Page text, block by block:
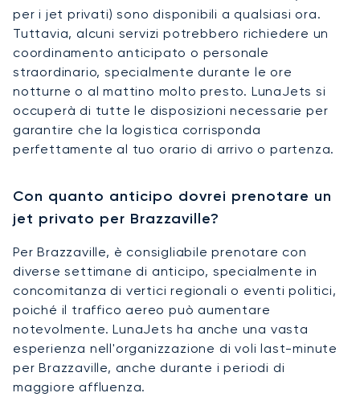
per i jet privati) sono disponibili a qualsiasi ora.
Tuttavia, alcuni servizi potrebbero richiedere un
coordinamento anticipato o personale
straordinario, specialmente durante le ore
notturne o al mattino molto presto. LunaJets si
occuperà di tutte le disposizioni necessarie per
garantire che la logistica corrisponda
perfettamente al tuo orario di arrivo o partenza.
Con quanto anticipo dovrei prenotare un
jet privato per Brazzaville?
Per Brazzaville, è consigliabile prenotare con
diverse settimane di anticipo, specialmente in
concomitanza di vertici regionali o eventi politici,
poiché il traffico aereo può aumentare
notevolmente. LunaJets ha anche una vasta
esperienza nell'organizzazione di voli last-minute
per Brazzaville, anche durante i periodi di
maggiore affluenza.